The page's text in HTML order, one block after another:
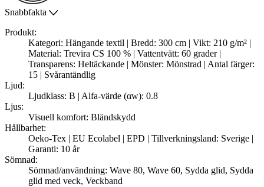
Snabbfakta
Produkt:
Kategori: Hängande textil | Bredd: 300 cm | Vikt: 210 g/m² |
Material: Trevira CS 100 % | Vattentvätt: 60 grader |
Transparens: Heltäckande | Mönster: Mönstrad | Antal färger:
15 | Svårantändlig
Ljud:
Ljudklass: B | Alfa-värde (αw): 0.8
Ljus:
Visuell komfort: Bländskydd
Hållbarhet:
Oeko-Tex | EU Ecolabel | EPD | Tillverkningsland: Sverige |
Garanti: 10 år
Sömnad:
Sömnad/användning: Wave 80, Wave 60, Sydda glid, Sydda
glid med veck, Veckband